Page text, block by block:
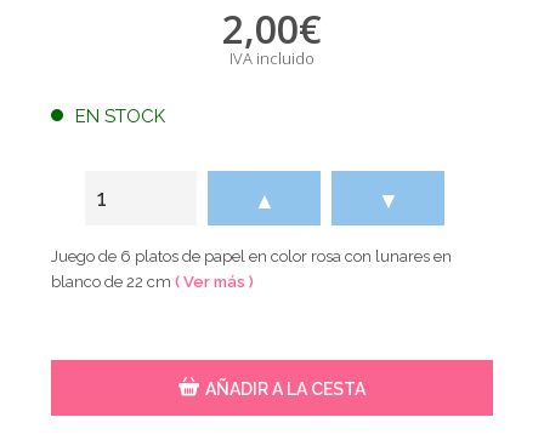
2,00€
IVA incluido
EN STOCK
▲ ▼
Juego de 6 platos de papel en color rosa con lunares en
blanco de 22 cm( Ver más )
AÑADIR A LA CESTA